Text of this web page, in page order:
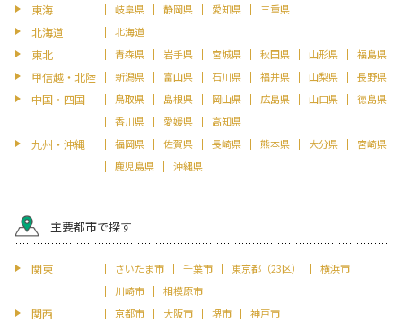
東海 岐阜県 静岡県 愛知県 三重県
北海道 北海道
東北 青森県 岩手県 宮城県 秋田県 山形県 福島県
甲信越・北陸 新潟県 富山県 石川県 福井県 山梨県 長野県
中国・四国 鳥取県 島根県 岡山県 広島県 山口県
徳島県
香川県
愛媛県 高知県
九州・沖縄 福岡県 佐賀県 長崎県 熊本県 大分県
宮崎県
鹿児島県
沖縄県
主要都市で探す
関東 さいたま市 千葉市 東京都（23区）
横浜市
川崎市
相模原市
関西 京都市 大阪市 堺市 神戸市